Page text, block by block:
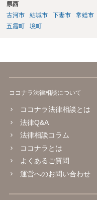
県西
古河市
結城市 下妻市 常総市
五霞町
境町
ココナラ法律相談について
ココナラ法律相談とは
法律Q&A
法律相談コラム
ココナラとは
よくあるご質問
運営へのお問い合わせ